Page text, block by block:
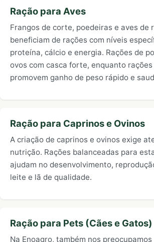
Ração para Aves
Frangos de corte, poedeiras e aves de
beneficiam de rações com níveis
proteína, cálcio e energia. Rações de
ovos com casca forte, enquanto
promovem ganho de peso rápido e
Ração para Caprinos e Ovinos
A criação de caprinos e ovinos exige
nutrição. Rações balanceadas para
ajudam no desenvolvimento,
leite e lã de qualidade.
Ração para Pets (Cães e Gatos)
Na Enoagro, também nos